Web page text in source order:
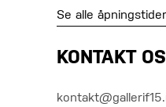
Se alle åpningstider
KONTAKT